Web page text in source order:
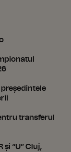
transferul
“U” Cluj,